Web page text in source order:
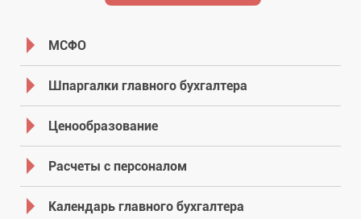
МСФО
Шпаргалки главного бухгалтера
Ценообразование
Расчеты с персоналом
Календарь главного бухгалтера